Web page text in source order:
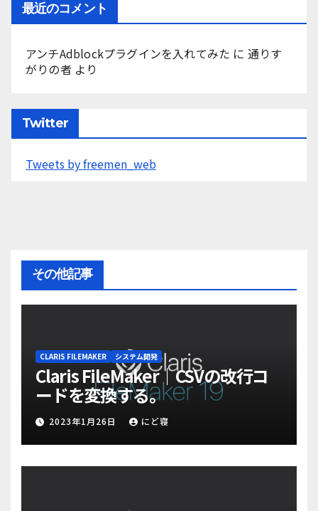
最近のコメント
アンチAdblockプラグインを入れてみた に 通りす
がりの者 より
Twitter
Tweets by freemen_web
その他記事
CLARIS FILEMAKER システム開発
Claris FileMaker｜CSVの改行コ
ードを変換する。
2023年1月26日 にど寝